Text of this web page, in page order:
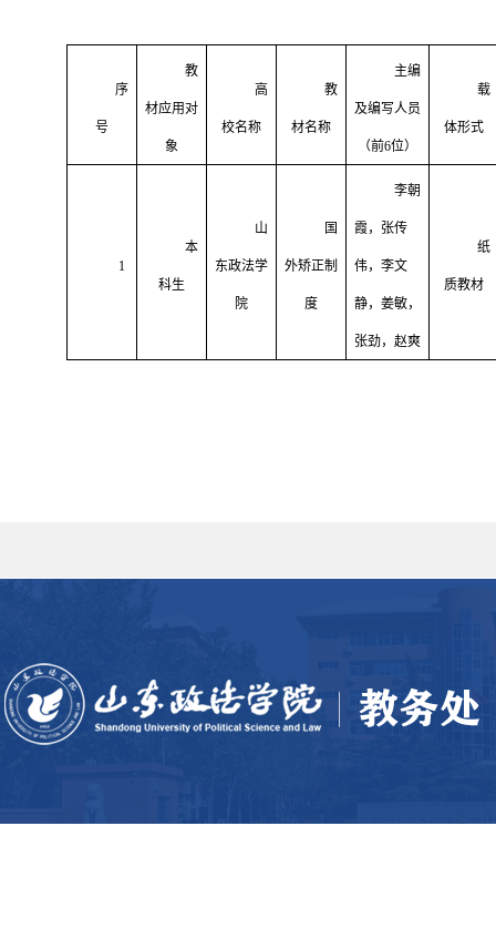
序
号
教
材应用对
象
高
校名称
教
材名称
主编
及编写人员
（前6位）
载
体形式
1
本
科生
山
东政法学
院
国
外矫正制
度
李朝
霞，张传
伟，李文
静，姜敏，
张劲，赵爽
纸
质教材